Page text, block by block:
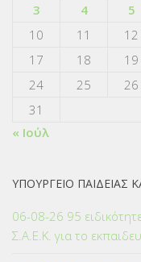
3
4 5
10
11 12
17
18 19
24
25 26
31
« Ιούλ
ΥΠΟΥΡΓΕΙΟ ΠΑΙΔΕΙΑΣ
06-08-26 95
Σ.Α.Ε.Κ. για το